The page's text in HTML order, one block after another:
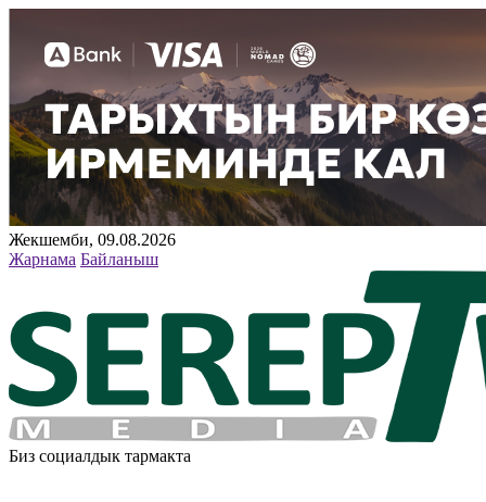
Жекшемби, 09.08.2026
Жарнама Байланыш
Биз социалдык тармакта